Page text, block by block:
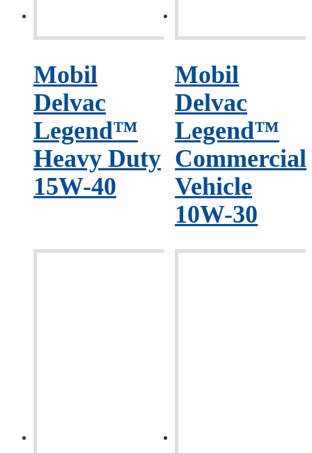
Mobil
Delvac
Legend™
Heavy Duty
15W-40
Mobil
Delvac
Legend™
Commercial
Vehicle
10W-30